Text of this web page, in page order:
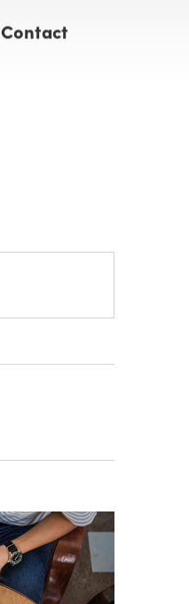
Contact